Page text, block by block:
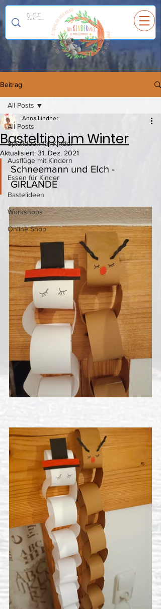
EinKINDERspiel
Beitrag
All Posts
Spielideen für Kinder
Ausflüge mit Kindern
Essen für Kinder
Bastelideen
Workshops
Online Shop
All Posts
Basteltipp im Winter
Anna Lindner
Aktualisiert: 31. Dez. 2021
Schneemann und Elch -
GIRLANDE